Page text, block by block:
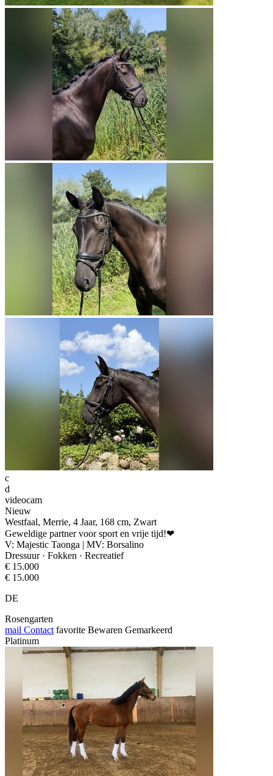
c
d
videocam
Nieuw
Westfaal, Merrie, 4 Jaar, 168 cm, Zwart
Geweldige partner voor sport en vrije tijd!❤
V: Majestic Taonga | MV: Borsalino
Dressuur · Fokken · Recreatief
€ 15.000
€ 15.000
DE
Rosengarten
mail Contact favorite Bewaren Gemarkeerd
Platinum